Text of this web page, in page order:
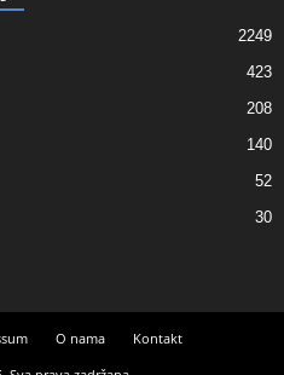
2249
423
208
140
52
30
O nama
Kontakt